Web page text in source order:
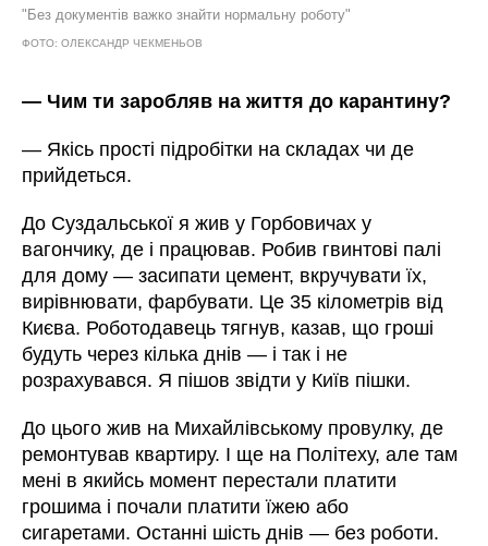
"Без документів важко знайти нормальну роботу"
ФОТО: ОЛЕКСАНДР ЧЕКМЕНЬОВ
— Чим ти заробляв на життя до карантину?
— Якісь прості підробітки на складах чи де
прийдеться.
До Суздальської я жив у Горбовичах у
вагончику, де і працював. Робив гвинтові палі
для дому — засипати цемент, вкручувати їх,
вирівнювати, фарбувати. Це 35 кілометрів від
Києва. Роботодавець тягнув, казав, що гроші
будуть через кілька днів — і так і не
розрахувався. Я пішов звідти у Київ пішки.
До цього жив на Михайлівському провулку, де
ремонтував квартиру. І ще на Політеху, але там
мені в якийсь момент перестали платити
грошима і почали платити їжею або
сигаретами. Останні шість днів — без роботи.